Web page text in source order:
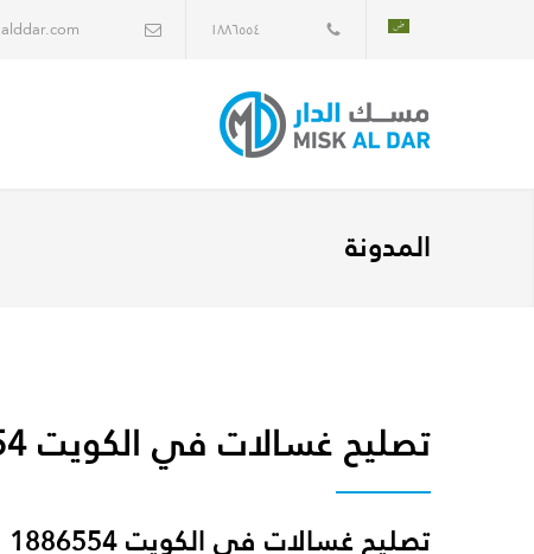
١٨٨٦٥٥٤
المدونة
تصليح غسالات في الكويت 1886554
تصليح غسالات في الكويت